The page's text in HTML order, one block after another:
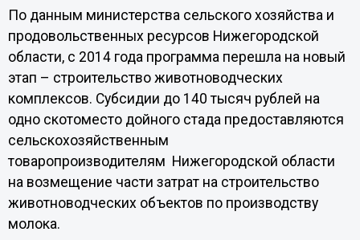
По данным министерства сельского хозяйства и
продовольственных ресурсов Нижегородской
области, с 2014 года программа перешла на новый
этап – строительство животноводческих
комплексов. Субсидии до 140 тысяч рублей на
одно скотоместо дойного стада предоставляются
сельскохозяйственным
товаропроизводителям Нижегородской области
на возмещение части затрат на строительство
животноводческих объектов по производству
молока.